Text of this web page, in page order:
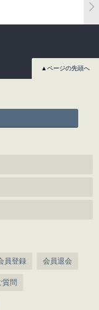
▲ページの先頭へ
員登録 会員退会
質問